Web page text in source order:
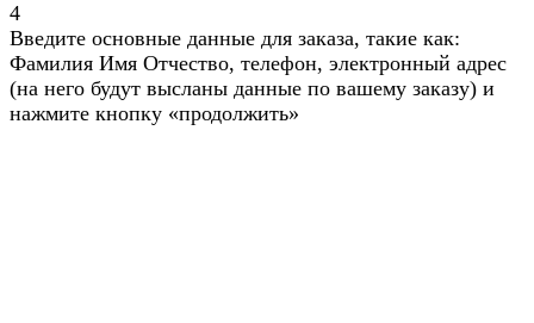
4
Введите основные данные для заказа, такие как:
Фамилия Имя Отчество, телефон, электронный адрес
(на него будут высланы данные по вашему заказу) и
нажмите кнопку «продолжить»